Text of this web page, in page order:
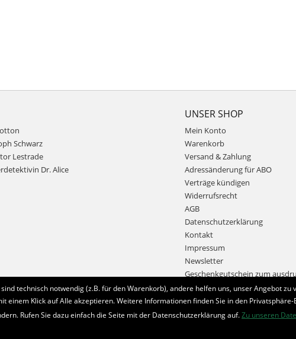
Schwarz
Lestrade
Dr. Alice
UNSER SHOP
Mein Konto
Warenkorb
Versand & Zahlung
Adressänderung für ABO
Verträge kündigen
Widerrufsrecht
AGB
Datenschutzerklärung
Kontakt
Impressum
Newsletter
Geschenkgutschein zum
Bestellung widerrufen
technisch notwendig (z.B. für den Warenkorb), andere helfen uns, unser Angebot
einem Klick auf Alle akzeptieren. Weitere Informationen finden Sie in den
Rufen Sie dazu einfach die Seite mit der Datenschutzerklärung auf.Zu unseren